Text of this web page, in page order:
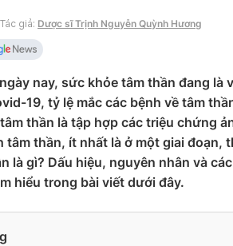
Tác giả: Dược sĩ Trịnh Nguyễn Quỳnh Hương
nay, sức khỏe tâm thần đang là
19, tỷ lệ mắc các bệnh về tâm
thần là tập hợp các triệu chứng
tâm thần, ít nhất là ở một giai đoạn,
là gì? Dấu hiệu, nguyên nhân và
hiểu trong bài viết dưới đây.